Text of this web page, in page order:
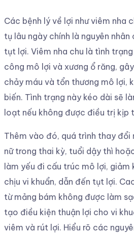
Các bệnh lý về lợi như viêm nha
tụ lâu ngày chính là nguyên nhân
tụt lợi. Viêm nha chu là tình
công mô lợi và xương ổ răng,
chảy máu và tổn thương mô lợi,
biến. Tình trạng này kéo dài sẽ
loạt nếu không được điều trị kịp
Thêm vào đó, quá trình thay đổi
nữ trong thai kỳ, tuổi dậy thì
làm yếu đi cấu trúc mô lợi, giảm
chịu vi khuẩn, dẫn đến tụt lợi.
từ mảng bám không được làm
tạo điều kiện thuận lợi cho vi
viêm và rút lợi. Hiểu rõ các